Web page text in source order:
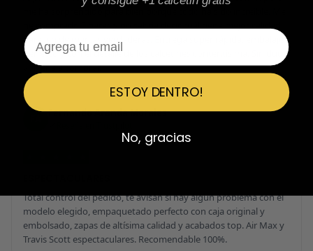
me ha sorprendido para bien porque todo ha sido increíble. Me
he comprado 2 pares y no sabría decir cuál tiene mejor calidad,
parecen de marcas verdaderas. Entrega súper rápida, embalaje
perfecto y con el detalle de los calcetines contentísima. Sin duda
volvería a comprar.
Fernando Aranda Morales
Total control del pedido, te avisan si hay algún problema con el
modelo elegido, empaquetado perfecto con caja original y
embolsado, zapas de altísima calidad y acabados top. Air Max y
Travis Scott espectaculares. Recomendable 100%.
Email
ESTOY DENTRO!
No, gracias